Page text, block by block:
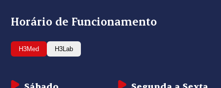
Horário de Funcionamento
H3Med H3Lab
Segunda a Sexta
Sábado